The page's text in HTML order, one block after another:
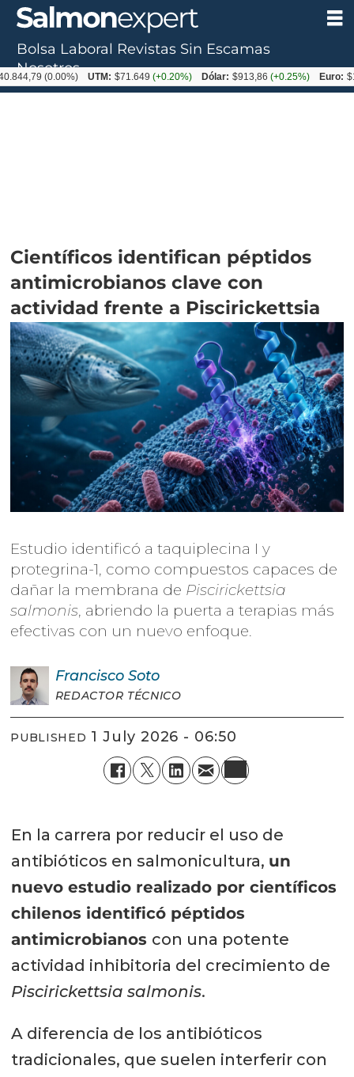
Científicos identifican péptidos
antimicrobianos clave con
actividad frente a Piscirickettsia
Estudio identificó a taquiplecina I y
protegrina-1, como compuestos capaces de
dañar la membrana de Piscirickettsia
salmonis, abriendo la puerta a terapias más
efectivas con un nuevo enfoque.
Francisco Soto
REDACTOR TÉCNICO
PUBLISHED 1 July 2026 - 06:50
En la carrera por reducir el uso de
antibióticos en salmonicultura, un
nuevo estudio realizado por científicos
chilenos identificó péptidos
antimicrobianos con una potente
actividad inhibitoria del crecimiento de
Piscirickettsia salmonis.
A diferencia de los antibióticos
tradicionales, que suelen interferir con
Bolsa Laboral Revistas Sin Escamas
Nosotros
(0.00%) UTM: $71.649(+0.20%) Dólar: $913,86(+0.25%) Euro: